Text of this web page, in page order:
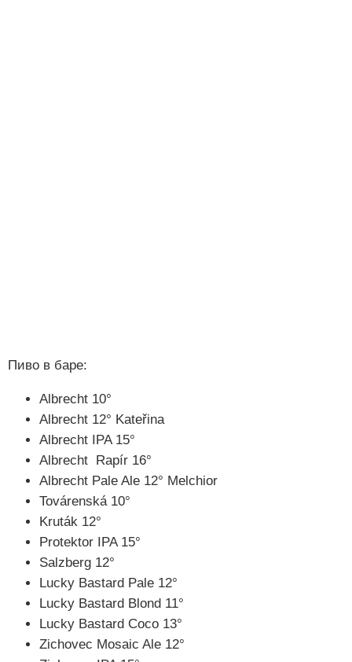
Пиво в баре:
Albrecht 10°
Albrecht 12° Kateřina
Albrecht IPA 15°
Albrecht Rapír 16°
Albrecht Pale Ale 12° Melchior
Továrenská 10°
Kruták 12°
Protektor IPA 15°
Salzberg 12°
Lucky Bastard Pale 12°
Lucky Bastard Blond 11°
Lucky Bastard Coco 13°
Zichovec Mosaic Ale 12°